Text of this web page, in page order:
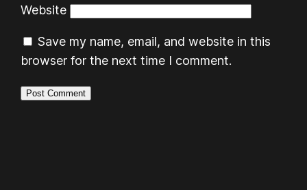
Website
Save my name, email, and website in this
browser for the next time I comment.